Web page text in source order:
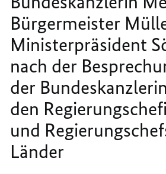
Bundeskanzlerin
mit
den
Regierungschefinnen
und
Regierungschefs
der
Länder
Bürgermeister
Ministerpräsident
nach der
der
den
und
Länder